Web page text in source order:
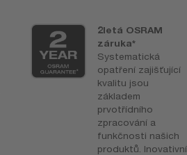
2letá OSRAM
záruka*
Systematická
opatření zajišťující
kvalitu jsou
základem
prvotřídního
zpracování a
funkčnosti našich
produktů. Inovativní